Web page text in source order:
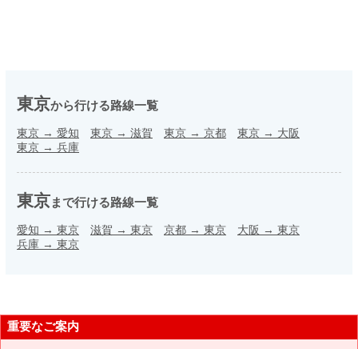
東京から行ける路線一覧
東京 → 愛知 東京 → 滋賀 東京 → 京都 東京 → 大阪
東京 → 兵庫
東京まで行ける路線一覧
愛知 → 東京 滋賀 → 東京 京都 → 東京 大阪 → 東京
兵庫 → 東京
重要なご案内